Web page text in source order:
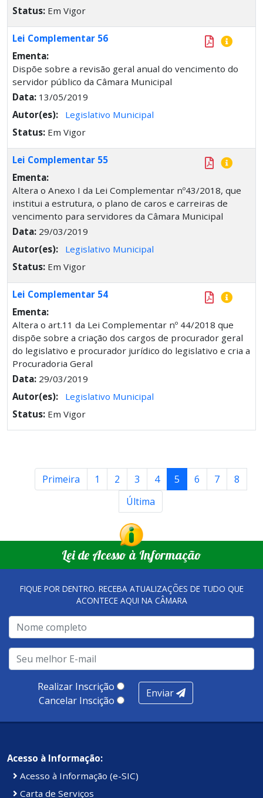
Status: Em Vigor
Lei Complementar 56
Ementa:
Dispõe sobre a revisão geral anual do vencimento do
servidor público da Câmara Municipal
Data: 13/05/2019
Autor(es):
Legislativo Municipal
Status: Em Vigor
Lei Complementar 55
Ementa:
Altera o Anexo I da Lei Complementar nº43/2018, que
institui a estrutura, o plano de caros e carreiras de
vencimento para servidores da Câmara Municipal
Data: 29/03/2019
Autor(es):
Legislativo Municipal
Status: Em Vigor
Lei Complementar 54
Ementa:
Altera o art.11 da Lei Complementar nº 44/2018 que
dispõe sobre a criação dos cargos de procurador geral
do legislativo e procurador jurídico do legislativo e cria a
Procuradoria Geral
Data: 29/03/2019
Autor(es):
Legislativo Municipal
Status: Em Vigor
Primeira 1 2 3 4 5 6 7
8
Última
Lei de Acesso à Informação
FIQUE POR DENTRO. RECEBA ATUALIZAÇÕES DE TUDO QUE
ACONTECE AQUI NA CÂMARA
Realizar Inscrição
Cancelar Inscição
Enviar
Acesso à Informação:
Acesso à Informação (e-SIC)
Carta de Serviços